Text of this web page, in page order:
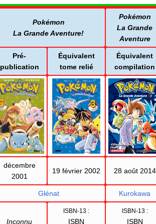
Pokémon
La Grande Aventure!
Pokémon
La Grande
Aventure
Pré-
publication
Équivalent
tome relié
Équivalent
compilation
décembre
2001
19 février 2002 28 août 2014
Glénat Kurokawa
Inconnu
ISBN-13 :
ISBN
ISBN-13 :
ISBN